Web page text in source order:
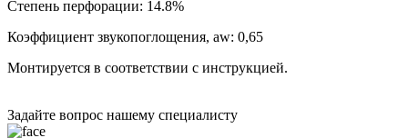
Степень перфорации: 14.8%
Коэффициент звукопоглощения, aw: 0,65
Монтируется в соответствии с инструкцией.
Задайте вопрос нашему специалисту